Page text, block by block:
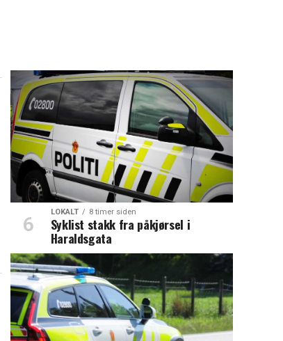
LOKALT 8 timer siden
Syklist stakk fra påkjørsel i
Haraldsgata